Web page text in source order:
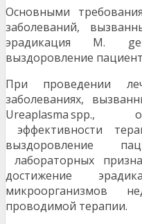
Основными
заболеваний,
эрадикация M.
выздоровление
При проведении
заболеваниях,
Ureaplasma spp.,
эффективности
выздоровление
лабораторных
достижение
микроорганизмов
проводимой терапии.